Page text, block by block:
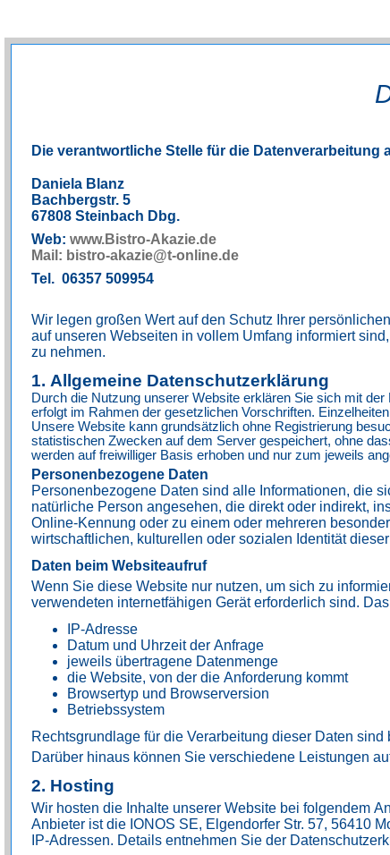
Die verantwortliche Stelle für die
Daniela Blanz
Bachbergstr. 5
67808 Steinbach Dbg.
Web: www.Bistro-Akazie.de
Mail: bistro-akazie@t-online.de
Tel. 06357 509954
Wir legen großen Wert auf den Schutz Ihrer
auf unseren Webseiten in vollem Umfang informiert
zu nehmen.
1. Allgemeine Datenschutzerklärung
Durch die Nutzung unserer Website erklären Sie sich mit
erfolgt im Rahmen der gesetzlichen Vorschriften.
Unsere Website kann grundsätzlich ohne Registrierung
statistischen Zwecken auf dem Server gespeichert, ohne
werden auf freiwilliger Basis erhoben und nur zum jeweils
Personenbezogene Daten
Personenbezogene Daten sind alle Informationen, die
natürliche Person angesehen, die direkt oder indirekt,
Online-Kennung oder zu einem oder mehreren
wirtschaftlichen, kulturellen oder sozialen Identität
Daten beim Websiteaufruf
Wenn Sie diese Website nur nutzen, um sich zu
verwendeten internetfähigen Gerät erforderlich sind.
IP-Adresse
Datum und Uhrzeit der Anfrage
jeweils übertragene Datenmenge
die Website, von der die Anforderung kommt
Browsertyp und Browserversion
Betriebssystem
Rechtsgrundlage für die Verarbeitung dieser Daten
Darüber hinaus können Sie verschiedene Leistungen
2. Hosting
Wir hosten die Inhalte unserer Website bei folgendem
Anbieter ist die IONOS SE, Elgendorfer Str. 57, 56410
IP-Adressen. Details entnehmen Sie der